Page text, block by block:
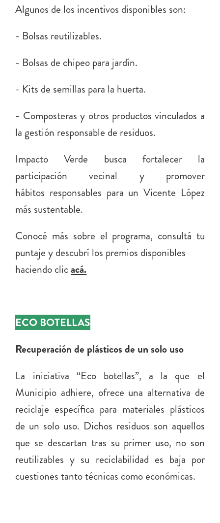
Algunos de los incentivos disponibles son:
- Bolsas reutilizables.
- Bolsas de chipeo para jardín.
- Kits de semillas para la huerta.
- Composteras y otros productos vinculados a
la gestión responsable de residuos.
Impacto Verde busca fortalecer la
participación vecinal y promover
hábitos responsables para un Vicente López
más sustentable.
Conocé más sobre el programa, consultá tu
puntaje y descubrí los premios disponibles
haciendo clicacá.
ECO BOTELLAS
Recuperación de plásticos de un solo uso
La iniciativa “Eco botellas”, a la que el
Municipio adhiere, ofrece una alternativa de
reciclaje específica para materiales plásticos
de un solo uso. Dichos residuos son aquellos
que se descartan tras su primer uso, no son
reutilizables y su reciclabilidad es baja por
cuestiones tanto técnicas como económicas.